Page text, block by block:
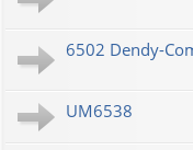
6502 Dendy-
UM6538